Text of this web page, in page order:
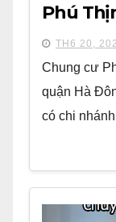
Phú
TH6 20,
Chung cư
quận Hà
có chi